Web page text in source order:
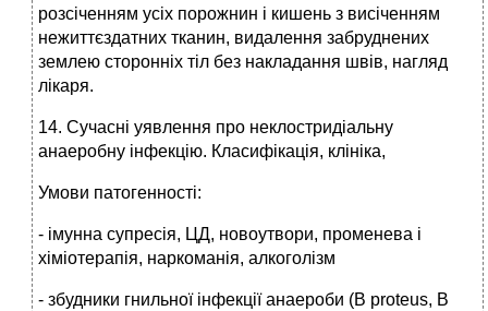
розсіченням усіх порожнин і кишень з висіченням
нежиттєздатних тканин, видалення забруднених
землею сторонніх тіл без накладання швів, нагляд
лікаря.
14. Сучасні уявлення про неклостридіальну
анаеробну інфекцію. Класифікація, клініка,
Умови патогенності:
- імунна супресія, ЦД, новоутвори, променева і
хіміотерапія, наркоманія, алкоголізм
- збудники гнильної інфекції анаероби (B proteus, B